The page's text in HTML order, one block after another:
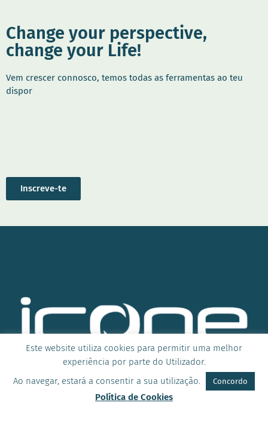
Change your perspective,
change your Life!
Vem crescer connosco, temos todas as ferramentas ao teu
dispor
Inscreve-te
Este website utiliza cookies para permitir uma melhor
experiência por parte do Utilizador.
Ao navegar, estará a consentir a sua utilização.
Concordo
Política de Cookies